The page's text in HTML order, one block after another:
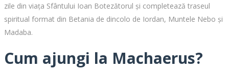
zile din viața Sfântului Ioan Botezătorul și completează traseul
spiritual format din Betania de dincolo de Iordan, Muntele Nebo și
Madaba.
Cum ajungi la Machaerus?